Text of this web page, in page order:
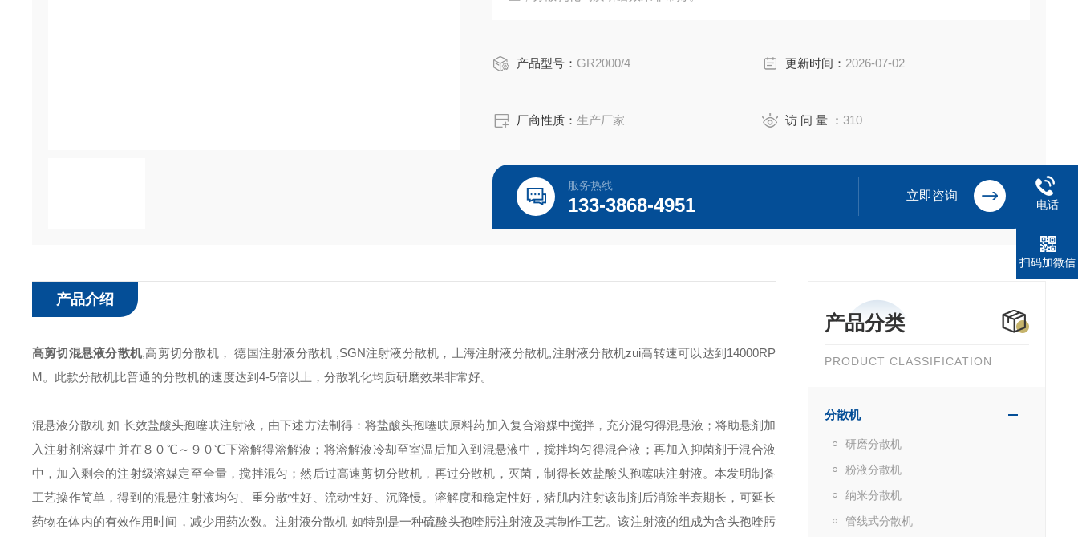
产品型号： GR2000/4 更新时间： 2026-07-02
厂商性质：生产厂家 访 问 量 ：310
服务热线
133-3868-4951 立即咨询
产品分类
PRODUCT CLASSIFICATION
分散机
研磨分散机
粉液分散机
纳米分散机
管线式分散机
产品介绍
高剪切混悬液分散机,高剪切分散机， 德国注射液分散机 ,SGN注射液分散机 ，上海注射液分散机,注射液分散机zui高转速可以达到14000RP
M。此款分散机比普通的分散机的速度达到4-5倍以上，分散乳化均质研磨效果非常好。
混悬液分散机 如 长效盐酸头孢噻呋注射液，由下述方法制得：将盐酸头孢噻呋原料药加入复合溶媒中搅拌，充分混匀得混悬液；将助悬剂加
入注射剂溶媒中并在８０℃～９０℃下溶解得溶解液；将溶解液冷却至室温后加入到混悬液中，搅拌均匀得混合液；再加入抑菌剂于混合液
中，加入剩余的注射级溶媒定至全量，搅拌混匀；然后过高速剪切分散机，再过分散机 ，灭菌，制得长效盐酸头孢噻呋注射液。本发明制备
工艺操作简单，得到的混悬注射液均匀、重分散性好、流动性好、沉降慢。溶解度和稳定性好，猪肌内注射该制剂后消除半衰期长，可延长
药物在体内的有效作用时间，减少用药次数。 注射液分散机 如特别是一种硫酸头孢喹肟注射液及其制作工艺。该注射液的组成为含头孢喹肟
电话
扫码加微信